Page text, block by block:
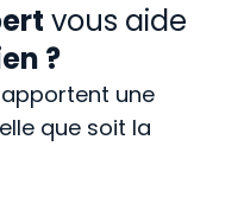
vous aide
?
une
que soit la